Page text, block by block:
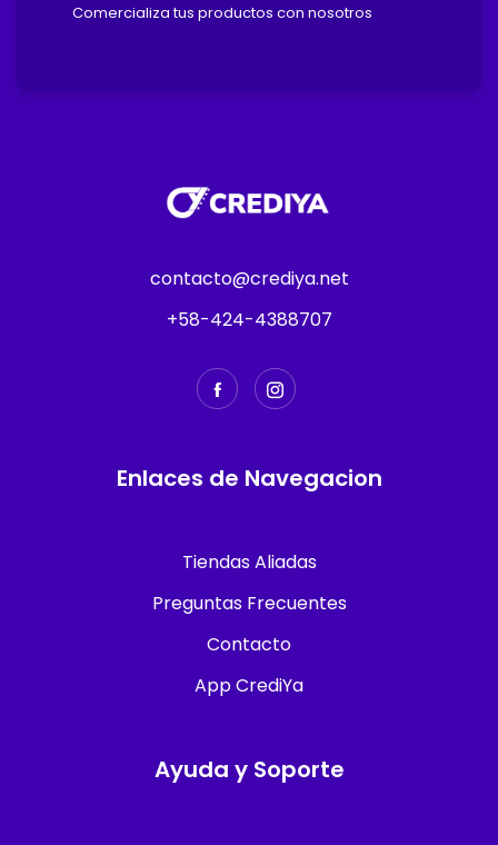
Comercializa tus productos con nosotros
contacto@crediya.net
+58-424-4388707
Enlaces de Navegacion
Tiendas Aliadas
Preguntas Frecuentes
Contacto
App CrediYa
Ayuda y Soporte